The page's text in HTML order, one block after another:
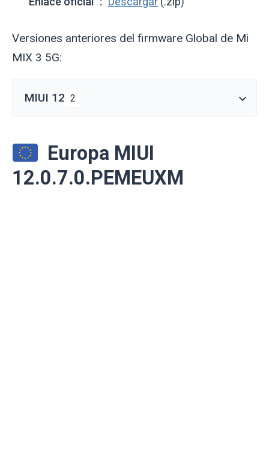
Versiones anteriores del firmware Global de Mi
MIX 3 5G:
MIUI 12 2
Europa MIUI
12.0.7.0.PEMEUXM